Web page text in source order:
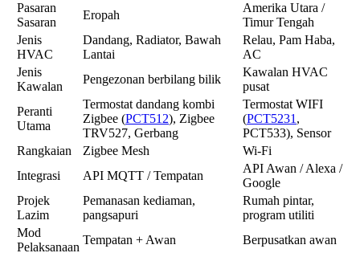
Pasaran
Sasaran
Eropah
Amerika Utara /
Timur Tengah
Jenis
HVAC
Dandang, Radiator, Bawah
Lantai
Relau, Pam Haba,
AC
Jenis
Kawalan
Pengezonan berbilang bilik
Kawalan HVAC
pusat
Peranti
Utama
Termostat dandang kombi
Zigbee (PCT512), Zigbee
TRV527, Gerbang
Termostat WIFI
(PCT5231 ,
PCT533), Sensor
Rangkaian
Zigbee Mesh
Wi-Fi
Integrasi
API MQTT / Tempatan
API Awan / Alexa /
Google
Projek
Lazim
Pemanasan kediaman,
pangsapuri
Rumah pintar,
program utiliti
Mod
Pelaksanaan
Tempatan + Awan Berpusatkan awan